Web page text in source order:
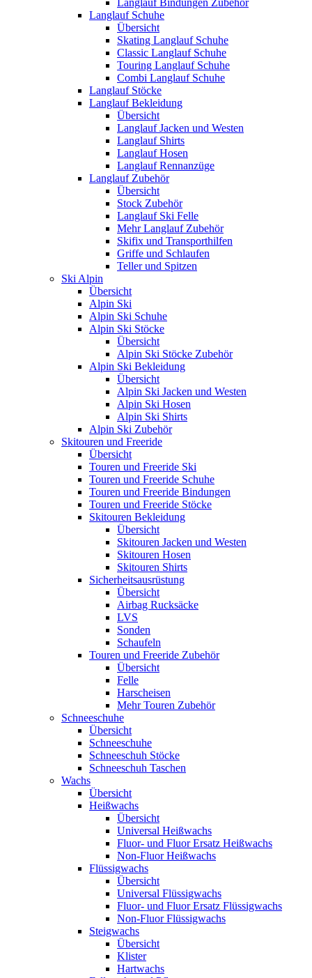
Langlauf Bindungen Zubehör
Langlauf Schuhe
Übersicht
Skating Langlauf Schuhe
Classic Langlauf Schuhe
Touring Langlauf Schuhe
Combi Langlauf Schuhe
Langlauf Stöcke
Langlauf Bekleidung
Übersicht
Langlauf Jacken und Westen
Langlauf Shirts
Langlauf Hosen
Langlauf Rennanzüge
Langlauf Zubehör
Übersicht
Stock Zubehör
Langlauf Ski Felle
Mehr Langlauf Zubehör
Skifix und Transporthilfen
Griffe und Schlaufen
Teller und Spitzen
Ski Alpin
Übersicht
Alpin Ski
Alpin Ski Schuhe
Alpin Ski Stöcke
Übersicht
Alpin Ski Stöcke Zubehör
Alpin Ski Bekleidung
Übersicht
Alpin Ski Jacken und Westen
Alpin Ski Hosen
Alpin Ski Shirts
Alpin Ski Zubehör
Skitouren und Freeride
Übersicht
Touren und Freeride Ski
Touren und Freeride Schuhe
Touren und Freeride Bindungen
Touren und Freeride Stöcke
Skitouren Bekleidung
Übersicht
Skitouren Jacken und Westen
Skitouren Hosen
Skitouren Shirts
Sicherheitsausrüstung
Übersicht
Airbag Rucksäcke
LVS
Sonden
Schaufeln
Touren und Freeride Zubehör
Übersicht
Felle
Harscheisen
Mehr Touren Zubehör
Schneeschuhe
Übersicht
Schneeschuhe
Schneeschuh Stöcke
Schneeschuh Taschen
Wachs
Übersicht
Heißwachs
Übersicht
Universal Heißwachs
Fluor- und Fluor Ersatz Heißwachs
Non-Fluor Heißwachs
Flüssigwachs
Übersicht
Universal Flüssigwachs
Fluor- und Fluor Ersatz Flüssigwachs
Non-Fluor Flüssigwachs
Steigwachs
Übersicht
Klister
Hartwachs